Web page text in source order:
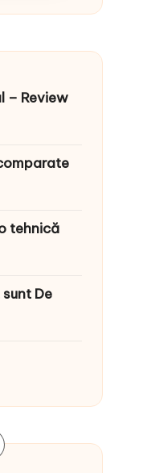
– Review
tehnică
De